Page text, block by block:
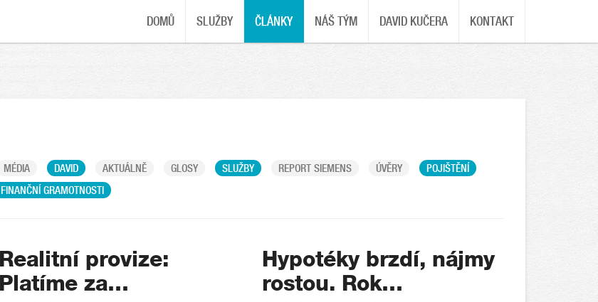
DOMŮ SLUŽBY ČLÁNKY NÁŠ TÝM DAVID KUČERA KONTAKT
MÉDIA DAVID AKTUÁLNĚ GLOSY SLUŽBY REPORT SIEMENS ÚVĚRY
POJIŠTĚNÍ
GRAMOTNOSTI
Realitní provize:
Platíme za…
Hypotéky brzdí, nájmy
rostou. Rok…